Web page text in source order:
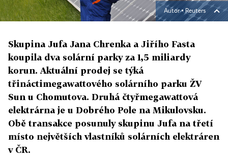
Autor ▪Reuters
Skupina Jufa Jana Chrenka a Jiřího Fasta
koupila dva solární parky za 1,5 miliardy
korun. Aktuální prodej se týká
třináctimegawattového solárního parku ŽV
Sun u Chomutova. Druhá čtyřmegawattová
elektrárna je u Dobrého Pole na Mikulovsku.
Obě transakce posunuly skupinu Jufa na třetí
místo největších vlastníků solárních elektráren
v ČR.